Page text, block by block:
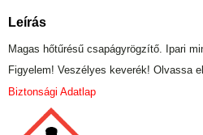
Leírás
Magas hőtűrésű csapágyrögzítő. Ipari
Figyelem! Veszélyes keverék! Olvassa
Biztonsági Adatlap